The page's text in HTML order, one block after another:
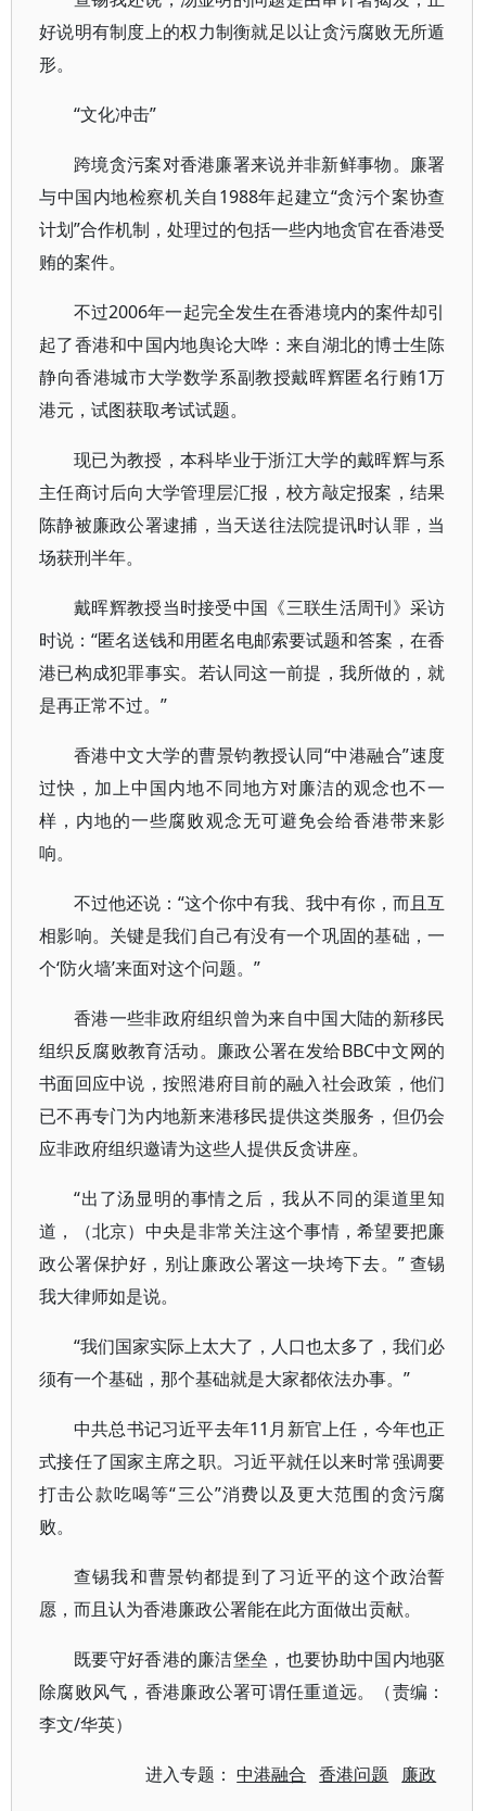
好说明有制度上的权力制衡就足以让贪污腐败无所遁
形。
“文化冲击”
跨境贪污案对香港廉署来说并非新鲜事物。廉署
与中国内地检察机关自1988年起建立“贪污个案协查
计划”合作机制，处理过的包括一些内地贪官在香港受
贿的案件。
不过2006年一起完全发生在香港境内的案件却引
起了香港和中国内地舆论大哗：来自湖北的博士生陈
静向香港城市大学数学系副教授戴晖辉匿名行贿1万
港元，试图获取考试试题。
现已为教授，本科毕业于浙江大学的戴晖辉与系
主任商讨后向大学管理层汇报，校方敲定报案，结果
陈静被廉政公署逮捕，当天送往法院提讯时认罪，当
场获刑半年。
戴晖辉教授当时接受中国《三联生活周刊》采访
时说：“匿名送钱和用匿名电邮索要试题和答案，在香
港已构成犯罪事实。若认同这一前提，我所做的，就
是再正常不过。”
香港中文大学的曹景钧教授认同“中港融合”速度
过快，加上中国内地不同地方对廉洁的观念也不一
样，内地的一些腐败观念无可避免会给香港带来影
响。
不过他还说：“这个你中有我、我中有你，而且互
相影响。关键是我们自己有没有一个巩固的基础，一
个‘防火墙’来面对这个问题。”
香港一些非政府组织曾为来自中国大陆的新移民
组织反腐败教育活动。廉政公署在发给BBC中文网的
书面回应中说，按照港府目前的融入社会政策，他们
已不再专门为内地新来港移民提供这类服务，但仍会
应非政府组织邀请为这些人提供反贪讲座。
“出了汤显明的事情之后，我从不同的渠道里知
道，（北京）中央是非常关注这个事情，希望要把廉
政公署保护好，别让廉政公署这一块垮下去。” 查锡
我大律师如是说。
“我们国家实际上太大了，人口也太多了，我们必
须有一个基础，那个基础就是大家都依法办事。”
中共总书记习近平去年11月新官上任，今年也正
式接任了国家主席之职。习近平就任以来时常强调要
打击公款吃喝等“三公”消费以及更大范围的贪污腐
败。
查锡我和曹景钧都提到了习近平的这个政治誓
愿，而且认为香港廉政公署能在此方面做出贡献。
既要守好香港的廉洁堡垒，也要协助中国内地驱
除腐败风气，香港廉政公署可谓任重道远。（责编：
李文/华英）
进入专题：中港融合 香港问题 廉政